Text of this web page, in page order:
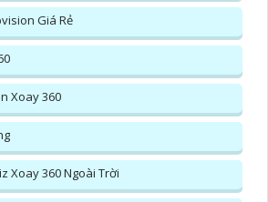
Giá Rẻ
Xoay 360
Xoay 360 Ngoài Trời